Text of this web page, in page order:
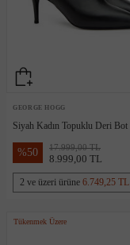
GEORGE HOGG
Siyah Kadın Topuklu Deri Bot
%50 17.999,00 TL
8.999,00 TL
2 ve üzeri ürüne 6.749,25 TL
Tükenmek Üzere